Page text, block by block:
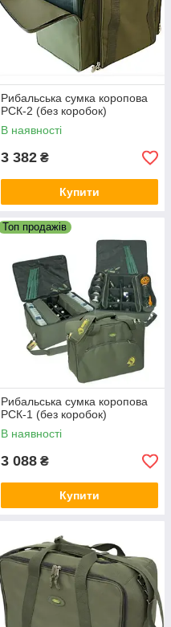
Рибальська сумка коропова
РСК-2 (без коробок)
В наявності
3 382 ₴
Купити
Топ продажів
Рибальська сумка коропова
РСК-1 (без коробок)
В наявності
3 088 ₴
Купити